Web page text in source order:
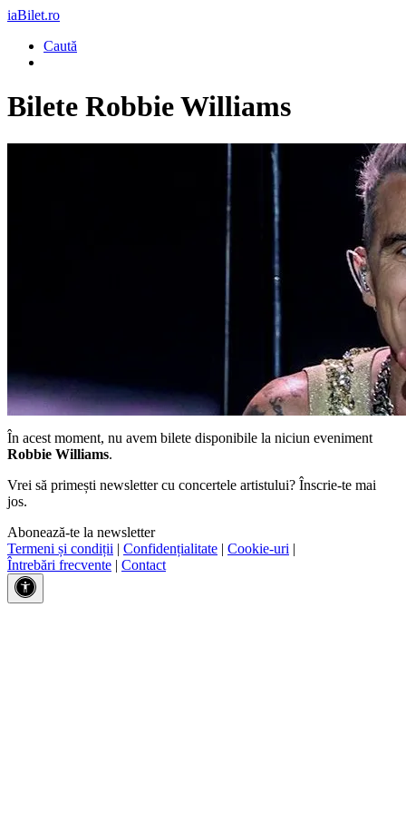
iaBilet.ro
Caută
Bilete Robbie Williams
În acest moment, nu avem bilete disponibile la niciun eveniment
Robbie Williams.
Vrei să primești newsletter cu concertele artistului? Înscrie-te mai
jos.
Abonează-te la newsletter
Termeni și condiții | Confidențialitate | Cookie-uri |
Întrebări frecvente | Contact